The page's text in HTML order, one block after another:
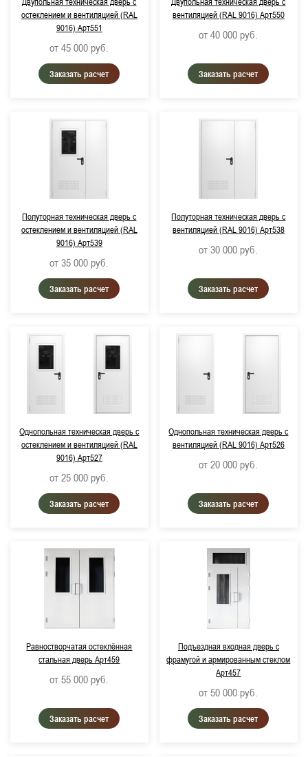
Примерный срок поставки:
Не важно
до 3 дней
RAL 9016, Транспортный белый
RAL 7038, Агатово-серый
RAL 5005, Сигнальный синий
RAL 1015, Светлая слоновая кость
остеклением и вентиляцией (RAL
9016) Арт551
от 45 000 руб.
Заказать расчет
вентиляцией (RAL 9016) Арт550
от 40 000 руб.
Заказать расчет
Полуторная техническая дверь с
остеклением и вентиляцией (RAL
9016) Арт539
от 35 000 руб.
Заказать расчет
Полуторная техническая дверь с
вентиляцией (RAL 9016) Арт538
от 30 000 руб.
Заказать расчет
Однопольная техническая дверь с
остеклением и вентиляцией (RAL
9016) Арт527
от 25 000 руб.
Заказать расчет
Однопольная техническая дверь с
вентиляцией (RAL 9016) Арт526
от 20 000 руб.
Заказать расчет
Равностворчатая остеклённая
стальная дверь Арт459
от 55 000 руб.
Заказать расчет
Подъездная входная дверь с
фрамугой и армированным стеклом
Арт457
от 50 000 руб.
Заказать расчет